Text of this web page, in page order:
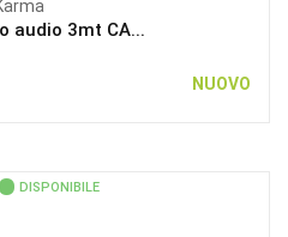
audio 3mt CA...
NUOVO
DISPONIBILE